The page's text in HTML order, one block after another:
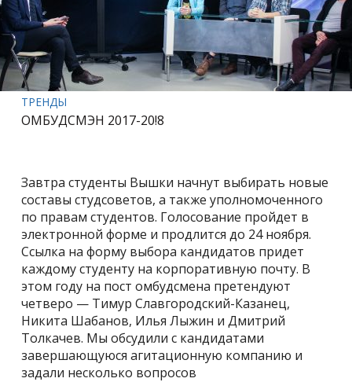
ТРЕНДЫ
ОМБУДСМЭН 2017-20!8
Завтра студенты Вышки начнут выбирать новые
составы студсоветов, а также уполномоченного
по правам студентов. Голосование пройдет в
электронной форме и продлится до 24 ноября.
Ссылка на форму выбора кандидатов придет
каждому студенту на корпоративную почту. В
этом году на пост омбудсмена претендуют
четверо — Тимур Славгородский-Казанец,
Никита Шабанов, Илья Лыжин и Дмитрий
Толкачев. Мы обсудили с кандидатами
завершающуюся агитационную компанию и
задали несколько вопросов